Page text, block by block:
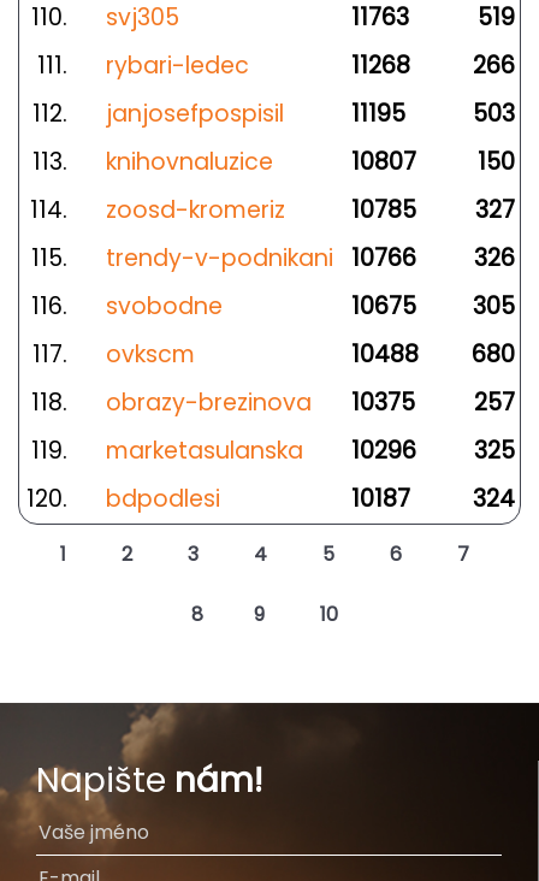
110.
svj305 11763
519
111.
rybari-ledec 11268
266
112.
janjosefpospisil 11195
503
113.
knihovnaluzice 10807
150
114.
zoosd-kromeriz 10785
327
115.
trendy-v-podnikani 10766
326
116.
svobodne 10675
305
117.
ovkscm 10488
680
118.
obrazy-brezinova 10375
257
119.
marketasulanska 10296
325
120.
bdpodlesi 10187 324
1 2 3 4 5 6 7
8 9 10
Napište nám!